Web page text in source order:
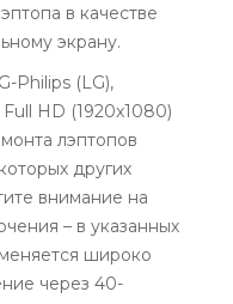
в качестве
экрану.
Philips (LG),
Full HD (1920x1080)
лэптопов
других
внимание на
– в указанных
широко
через 40-